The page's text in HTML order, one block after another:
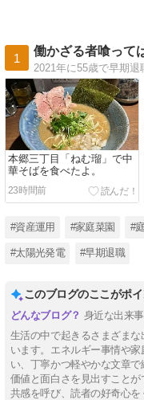
1
働かざる者喰って
本郷三丁目「ねむ瑠」で中
華そばを食べたよ。
23時間前
#資産運用 #家庭菜園 #庭
#太陽光発電 #早期退職
このブログのここがポ
身近な出来
生活の中で起きるさまざま
います。エネルギー事情や
い、丁寧かつ軽やかな文章
価値と面白さを見出すこと
共感を呼び、読者の好奇心